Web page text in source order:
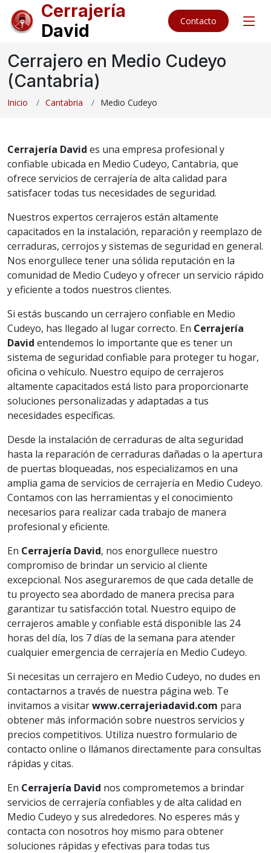
Cerrajería
David
Contacto
Cerrajero en Medio Cudeyo
(Cantabria)
Inicio Cantabria Medio Cudeyo
Cerrajería David es una empresa profesional y
confiable ubicada en Medio Cudeyo, Cantabria, que
ofrece servicios de cerrajería de alta calidad para
satisfacer todas tus necesidades de seguridad.
Nuestros expertos cerrajeros están altamente
capacitados en la instalación, reparación y reemplazo de
cerraduras, cerrojos y sistemas de seguridad en general.
Nos enorgullece tener una sólida reputación en la
comunidad de Medio Cudeyo y ofrecer un servicio rápido
y eficiente a todos nuestros clientes.
Si estás buscando un cerrajero confiable en Medio
Cudeyo, has llegado al lugar correcto. En Cerrajería
David entendemos lo importante que es tener un
sistema de seguridad confiable para proteger tu hogar,
oficina o vehículo. Nuestro equipo de cerrajeros
altamente capacitados está listo para proporcionarte
soluciones personalizadas y adaptadas a tus
necesidades específicas.
Desde la instalación de cerraduras de alta seguridad
hasta la reparación de cerraduras dañadas o la apertura
de puertas bloqueadas, nos especializamos en una
amplia gama de servicios de cerrajería en Medio Cudeyo.
Contamos con las herramientas y el conocimiento
necesarios para realizar cada trabajo de manera
profesional y eficiente.
En Cerrajería David, nos enorgullece nuestro
compromiso de brindar un servicio al cliente
excepcional. Nos aseguraremos de que cada detalle de
tu proyecto sea abordado de manera precisa para
garantizar tu satisfacción total. Nuestro equipo de
cerrajeros amable y confiable está disponible las 24
horas del día, los 7 días de la semana para atender
cualquier emergencia de cerrajería en Medio Cudeyo.
Si necesitas un cerrajero en Medio Cudeyo, no dudes en
contactarnos a través de nuestra página web. Te
invitamos a visitarwww.cerrajeriadavid.com para
obtener más información sobre nuestros servicios y
precios competitivos. Utiliza nuestro formulario de
contacto online o llámanos directamente para consultas
rápidas y citas.
En Cerrajería David nos comprometemos a brindar
servicios de cerrajería confiables y de alta calidad en
Medio Cudeyo y sus alrededores. No esperes más y
contacta con nosotros hoy mismo para obtener
soluciones rápidas y efectivas para todas tus